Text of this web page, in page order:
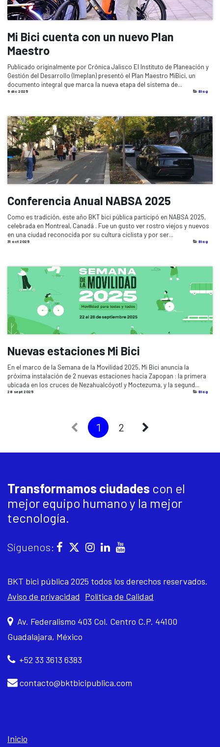
Mi Bici cuenta con un nuevo Plan
Maestro
Publicado originalmente por Crónica Jalisco El Instituto de Planeación y
Gestión del Desarrollo (Imeplan) presentó el Plan Maestro MiBici, un
documento integral que marca la nueva etapa del sistema de...
6 dic 2025 Blog
Conferencia Anual NABSA 2025
Como es tradición, este año BKT bici pública participó en NABSA 2025,
celebrada en Montreal, Canadá . Fue un gusto ver rostro viejos y nuevos
en una ciudad reconocida por su cultura ciclista y por ser...
31 oct 2025 Blog
Nuevas estaciones Mi Bici
En el marco de la Semana de la Movilidad 2025, Mi Bici anuncia la
próxima instalación de 2 nuevas estaciones hacia Zapopan : la primera
ubicada en los cruces de Nezahualcóyotl y Moctezuma, y la segund...
28 sept 2025 Blog
1 2
Transformamos ciudades con el
mejor equipo humano y la mejor
tecnología.
Síguenos:
BKT bici pública 2025 todos los derechos reservados.
Aviso de privacidad Política de Calidad
Av. Federalismo 403 Col. Centro C.P. 44100
Guadalajara, México
+52 33 3613 6383
contacto@bktbicipublica.com
Inicio